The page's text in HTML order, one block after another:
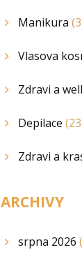
Manikura
Vlasova
Zdravi a
Depilace
Zdravi a
ARCHIVY
srpna 2026